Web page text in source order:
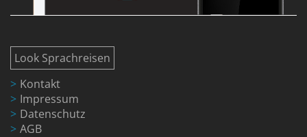
Look Sprachreisen
Kontakt
Impressum
Datenschutz
AGB